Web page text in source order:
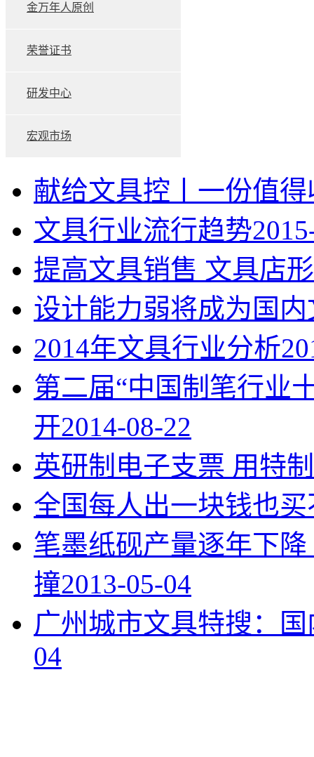
金万年人原创
荣誉证书
研发中心
宏观市场
献给文具控丨一份值
文具行业流行趋势
提高文具销售 文具店
设计能力弱将成为国
2014年文具行业分析
第二届“中国制笔行业
开2014-08-22
英研制电子支票 用特
全国每人出一块钱也
笔墨纸砚产量逐年下
撞2013-05-04
广州城市文具特搜：
04